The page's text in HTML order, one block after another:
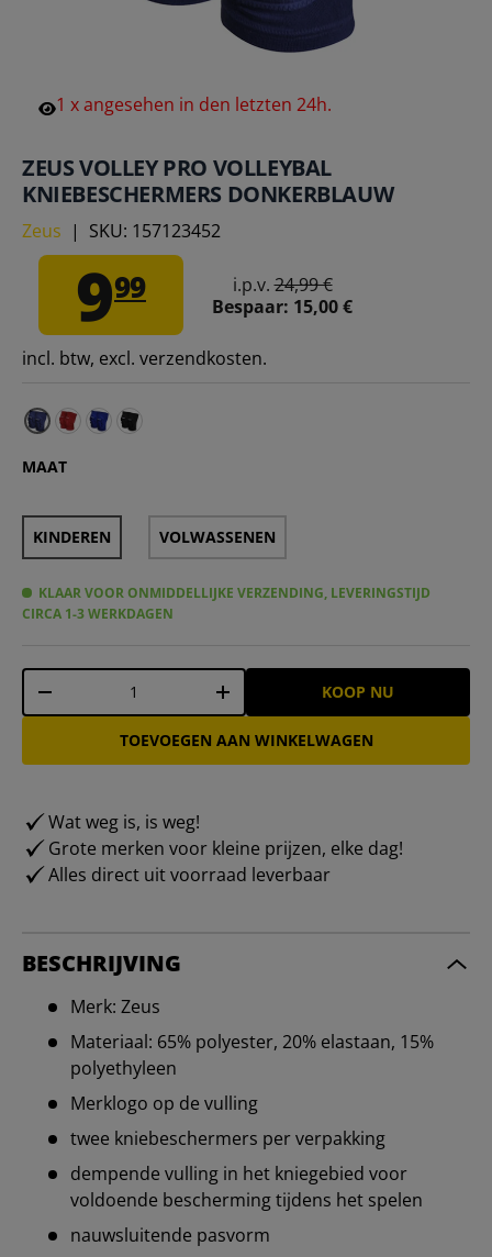
1 xangesehen in den letzten 24h.
ZEUS VOLLEY PRO VOLLEYBAL
KNIEBESCHERMERS DONKERBLAUW
Zeus | SKU: 157123452
999 i.p.v.24,99 €
Bespaar: 15,00 €
incl. btw, excl. verzendkosten.
MAAT
KINDEREN VOLWASSENEN
KLAAR VOOR ONMIDDELLIJKE VERZENDING, LEVERINGSTIJD
CIRCA 1-3 WERKDAGEN
Aantal
-
+ KOOP NU
TOEVOEGEN AAN WINKELWAGEN
Wat weg is, is weg!
Grote merken voor kleine prijzen, elke dag!
Alles direct uit voorraad leverbaar
BESCHRIJVING
Merk: Zeus
Materiaal: 65% polyester, 20% elastaan, 15%
polyethyleen
Merklogo op de vulling
twee kniebeschermers per verpakking
dempende vulling in het kniegebied voor
voldoende bescherming tijdens het spelen
nauwsluitende pasvorm